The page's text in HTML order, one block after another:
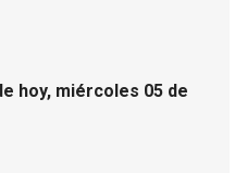
hoy, miércoles 05 de